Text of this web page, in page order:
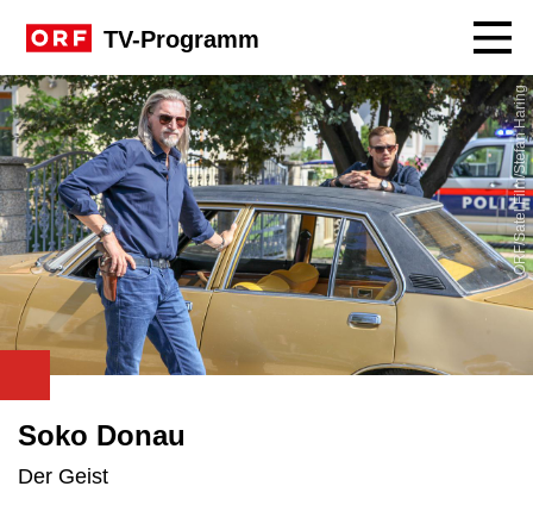
TV-Programm
ORF/Satel Film/Stefan Haring
Soko Donau
Der Geist